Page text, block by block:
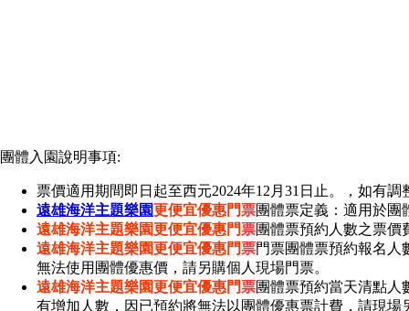
團體入園說明事項:
票價適用期間即日起至西元2024年12月31日止。，如有
遠雄海洋主題樂園更便宜優惠門票團體票定義：適用於團
遠雄海洋主題樂園更便宜優惠門票團體票預約人數之票價
遠雄海洋主題樂園更便宜優惠門票門票團體票預約報名人
無法使用團體優惠價，請另購個人現場門票。
遠雄海洋主題樂園更便宜優惠門票團體票預約當天清點人
有增加人數，因已預約將無法以團體優惠票計費，請現場